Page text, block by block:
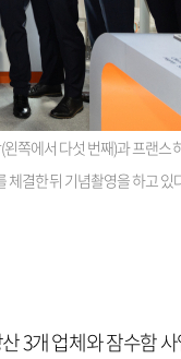
쪽에서 다섯 번째)과 프랜스
결한 뒤 기념촬영을 하고 있
3개 업체와 잠수함